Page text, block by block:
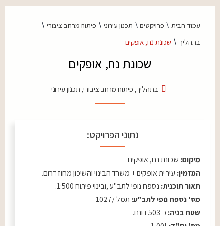
עמוד הבית \ פרויקטים \ תכנון עירוני \ פיתוח מרחב ציבורי \
בתהליך \ שכונת נח, אופקים
שכונת נח, אופקים
בתהליך, פיתוח מרחב ציבורי, תכנון עירוני
נתוני הפרויקט:
מיקום: שכונת נח, אופקים
המזמין: עיריית אופקים + משרד הבינוי והשיכון מחוז דרום.
תאור תוכנית: נספח נופי לתב"ע ,ובינוי פיתוח 1:500.
מס' נספח נופי לתב"ע: תמל /1027
שטח בניה: כ-503 דונם.